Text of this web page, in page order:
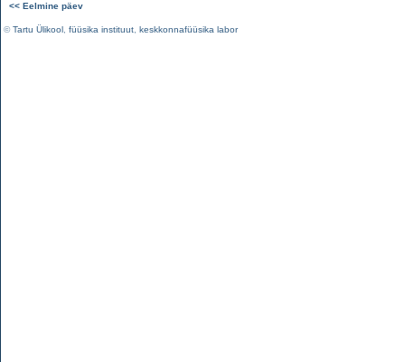
<< Eelmine päev
©Tartu Ülikool füüsika instituut keskkonnafüüsika labor